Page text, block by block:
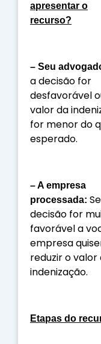
apresentar o
recurso?
– Seu
a decisão for
desfavorável
valor da
for menor do
esperado.
– A empresa
processada:
decisão for
favorável a
empresa
reduzir o valor
indenização.
Etapas do